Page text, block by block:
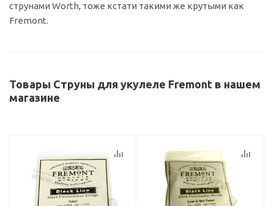
струнами Worth, тоже кстати такими же крутыми как
Fremont.
Товары Струны для укулеле Fremont в нашем
магазине